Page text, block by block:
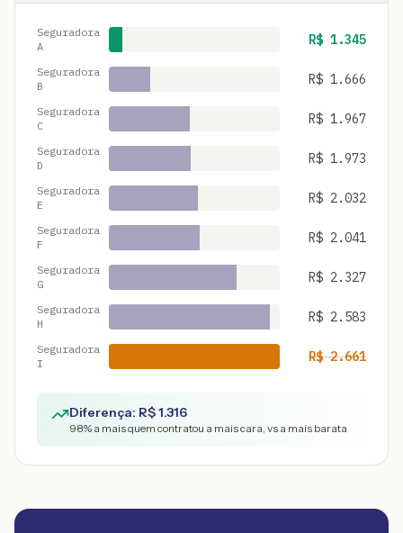
Seguradora
A
R$ 1.345
Seguradora
B
R$ 1.666
Seguradora
C
R$ 1.967
Seguradora
D
R$ 1.973
Seguradora
E
R$ 2.032
Seguradora
F
R$ 2.041
Seguradora
G
R$ 2.327
Seguradora
H
R$ 2.583
Seguradora
I
R$2.661
Diferença: R$1.316
98% a mais quem contratou a mais cara, vs a mais barata